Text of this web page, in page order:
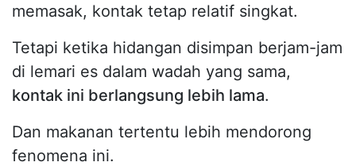
memasak, kontak tetap relatif singkat.
Tetapi ketika hidangan disimpan berjam-jam
di lemari es dalam wadah yang sama,
kontak ini berlangsung lebih lama.
Dan makanan tertentu lebih mendorong
fenomena ini.